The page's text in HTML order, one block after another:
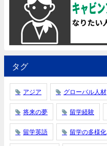
タグ
アジア グローバル人材
将来の夢 留学経験
留学英語 留学の多様化